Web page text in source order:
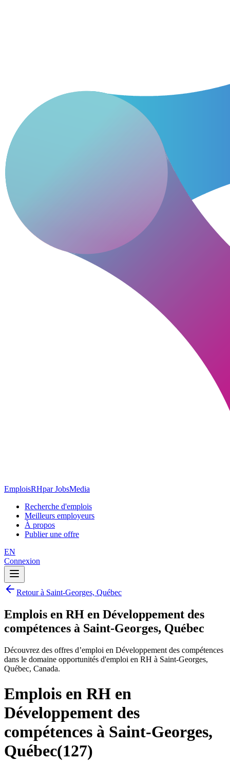
EmploisRHpar JobsMedia
Recherche d'emplois
Meilleurs employeurs
À propos
Publier une offre
EN
Connexion
Retour à Saint-Georges, Québec
Emplois en RH en Développement des
compétences à Saint-Georges, Québec
Découvrez des offres d’emploi en Développement des compétences
dans le domaine opportunités d'emploi en RH à Saint-Georges,
Québec, Canada.
Emplois en RH en
Développement des
compétences à Saint-Georges,
Québec(127)